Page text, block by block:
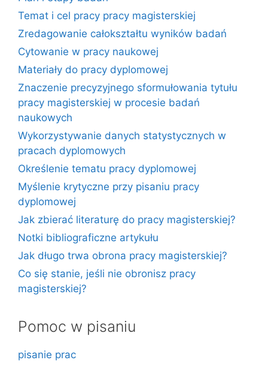
Temat i cel pracy pracy magisterskiej
Zredagowanie całokształtu wyników badań
Cytowanie w pracy naukowej
Materiały do pracy dyplomowej
Znaczenie precyzyjnego sformułowania tytułu
pracy magisterskiej w procesie badań
naukowych
Wykorzystywanie danych statystycznych w
pracach dyplomowych
Określenie tematu pracy dyplomowej
Myślenie krytyczne przy pisaniu pracy
dyplomowej
Jak zbierać literaturę do pracy magisterskiej?
Notki bibliograficzne artykułu
Jak długo trwa obrona pracy magisterskiej?
Co się stanie, jeśli nie obronisz pracy
magisterskiej?
Pomoc w pisaniu
pisanie prac